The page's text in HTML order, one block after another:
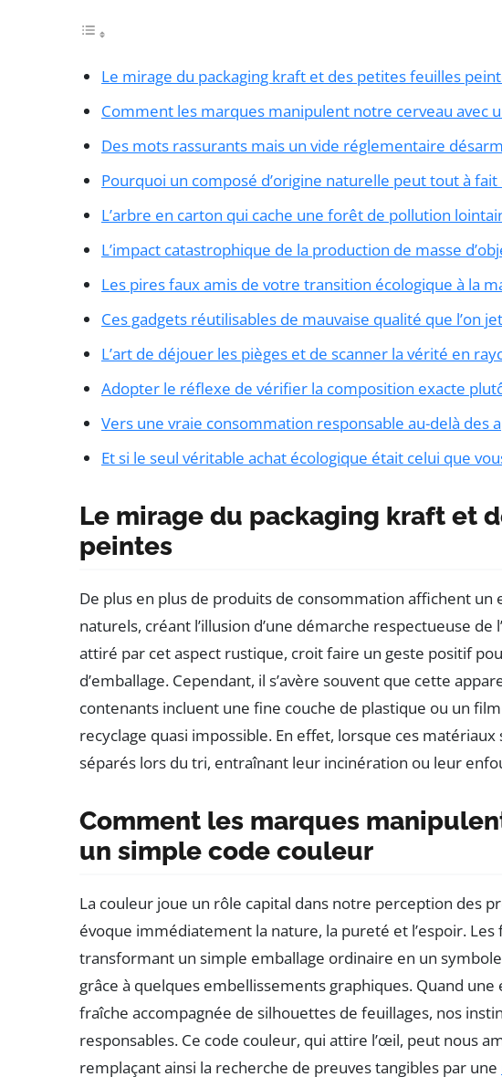
Le mirage du packaging kraft et des petites feuilles
Comment les marques manipulent notre cerveau avec
Des mots rassurants mais un vide réglementaire
Pourquoi un composé d’origine naturelle peut tout à
L’arbre en carton qui cache une forêt de pollution
L’impact catastrophique de la production de masse
Les pires faux amis de votre transition écologique à la
Ces gadgets réutilisables de mauvaise qualité que l’on
L’art de déjouer les pièges et de scanner la vérité en
Adopter le réflexe de vérifier la composition exacte
Vers une vraie consommation responsable au-delà des
Et si le seul véritable achat écologique était celui que
Le mirage du packaging kraft et
peintes
De plus en plus de produits de consommation affichent
naturels, créant l’illusion d’une démarche respectueuse
attiré par cet aspect rustique, croit faire un geste positif
d’emballage. Cependant, il s’avère souvent que cette
contenants incluent une fine couche de plastique ou un
recyclage quasi impossible. En effet, lorsque ces
séparés lors du tri, entraînant leur incinération ou leur
Comment les marques
un simple code couleur
La couleur joue un rôle capital dans notre perception des
évoque immédiatement la nature, la pureté et l’espoir.
transformant un simple emballage ordinaire en un
grâce à quelques embellissements graphiques. Quand
fraîche accompagnée de silhouettes de feuillages, nos
responsables. Ce code couleur, qui attire l’œil, peut nous
remplaçant ainsi la recherche de preuves tangibles par une